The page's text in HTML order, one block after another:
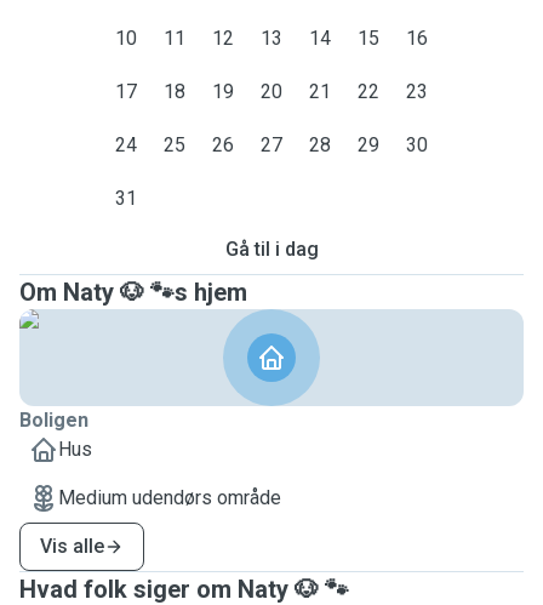
10 11 12 13 14 15 16
17 18 19 20 21 22 23
24 25 26 27 28 29 30
31
Gå til i dag
Om Naty 🐶 🐾s hjem
Boligen
Hus
Medium udendørs område
Vis alle
Hvad folk siger om Naty 🐶 🐾